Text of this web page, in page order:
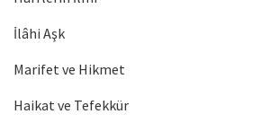
İlâhi Aşk
Marifet ve Hikmet
Haikat ve Tefekkür